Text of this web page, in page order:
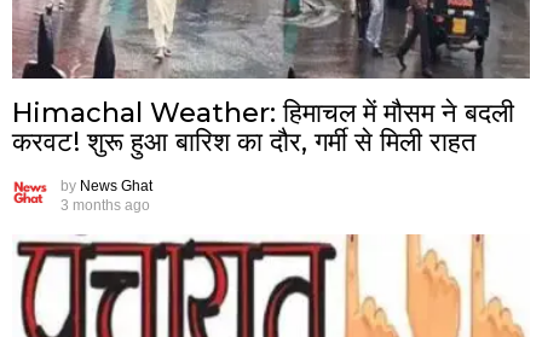
Himachal Weather: हिमाचल में मौसम ने बदली
करवट! शुरू हुआ बारिश का दौर, गर्मी से मिली राहत
by News Ghat
3 months ago